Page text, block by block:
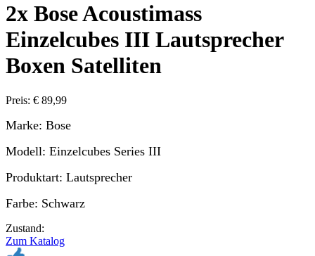
2x Bose Acoustimass
Einzelcubes III Lautsprecher
Boxen Satelliten
Preis: € 89,99
Marke: Bose
Modell: Einzelcubes Series III
Produktart: Lautsprecher
Farbe: Schwarz
Zustand:
Zum Katalog